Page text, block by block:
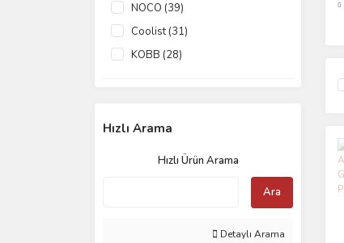
NOCO (39)
Coolist (31)
KOBB (28)
Acopower (9)
Hızlı Arama
Hızlı Ürün Arama
Ara
Detaylı Arama